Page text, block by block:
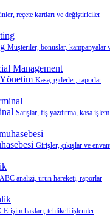
reçete kartları ve değiştiriciler
Müşteriler, bonuslar, kampanyalar
Kasa, giderler, raporlar
Satışlar, fiş yazdırma, kasa
Girişler, çıkışlar ve
ABC analizi, ürün hareketi, raporlar
Erişim hakları, tehlikeli işlemler